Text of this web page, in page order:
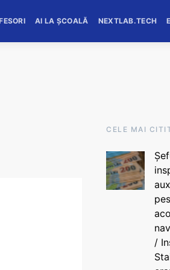
AI LA ȘCOALĂ NEXTLAB.TECH
CELE MAI
/